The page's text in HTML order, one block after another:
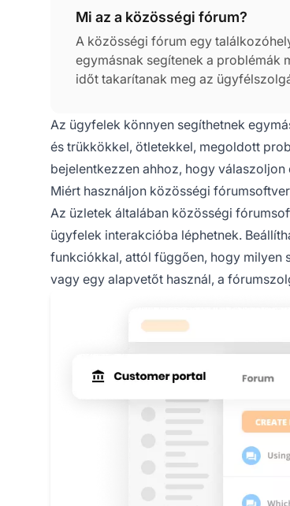
Mi az a közösségi fórum?
A közösségi fórum egy
egymásnak segítenek a problémák
időt takarítanak meg az
ötletekkel, megoldott problémákkal
Az ügyfelek könnyen segíthetnek
és trükkökkel, ötletekkel, megoldott
bejelentkezzen ahhoz, hogy
Miért használjon közösségi
Az üzletek általában közösségi
ügyfelek interakcióba léphetnek.
funkciókkal, attól függően, hogy milyen
vagy egy alapvetőt használ, a